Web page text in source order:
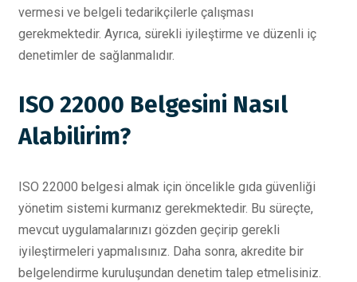
vermesi ve belgeli tedarikçilerle çalışması
gerekmektedir. Ayrıca, sürekli iyileştirme ve düzenli iç
denetimler de sağlanmalıdır.
ISO 22000 Belgesini Nasıl
Alabilirim?
ISO 22000 belgesi almak için öncelikle gıda güvenliği
yönetim sistemi kurmanız gerekmektedir. Bu süreçte,
mevcut uygulamalarınızı gözden geçirip gerekli
iyileştirmeleri yapmalısınız. Daha sonra, akredite bir
belgelendirme kuruluşundan denetim talep etmelisiniz.